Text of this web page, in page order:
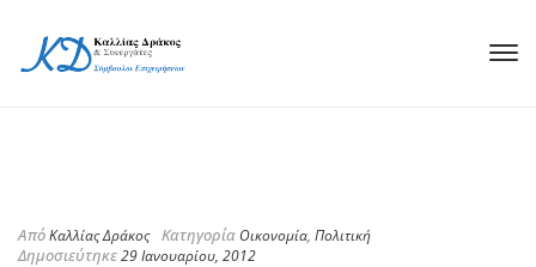
ΑπόΚαλλίας Δράκος Κατηγορία Οικονομία, Πολιτική
Δημοσιεύτηκε29 Ιανουαρίου, 2012